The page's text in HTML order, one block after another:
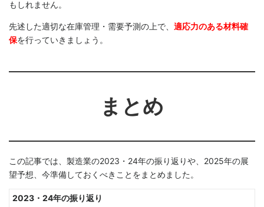
もしれません。
先述した適切な在庫管理・需要予測の上で、 適応力のある材料確
保を行っていきましょう。
まとめ
この記事では、製造業の2023・24年の振り返りや、2025年の展
望予想、今準備しておくべきことをまとめました。
2023・24年の振り返り